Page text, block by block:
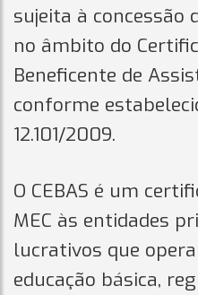
sujeita à concessão
no âmbito do
Beneficente de
conforme
12.101/2009.
O CEBAS é um
MEC às entidades
lucrativos que
educação básica,